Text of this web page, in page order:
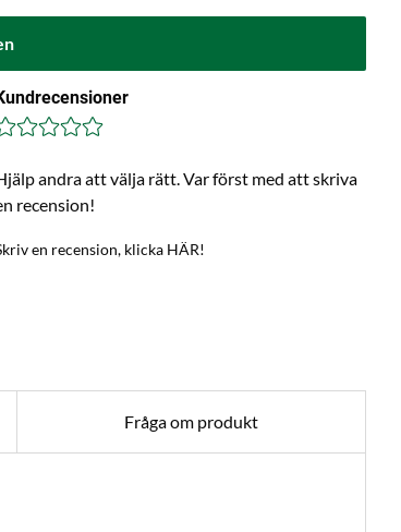
andra att välja rätt. Var först med att skriva
recension!
en recension, klicka HÄR!
Fråga om produkt